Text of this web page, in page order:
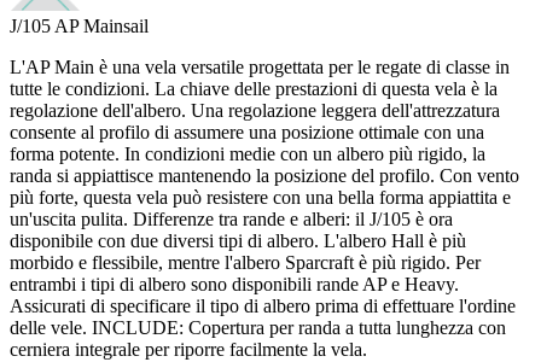
J/105 AP Mainsail
L'AP Main è una vela versatile progettata per le regate di classe in
tutte le condizioni. La chiave delle prestazioni di questa vela è la
regolazione dell'albero. Una regolazione leggera dell'attrezzatura
consente al profilo di assumere una posizione ottimale con una
forma potente. In condizioni medie con un albero più rigido, la
randa si appiattisce mantenendo la posizione del profilo. Con vento
più forte, questa vela può resistere con una bella forma appiattita e
un'uscita pulita. Differenze tra rande e alberi: il J/105 è ora
disponibile con due diversi tipi di albero. L'albero Hall è più
morbido e flessibile, mentre l'albero Sparcraft è più rigido. Per
entrambi i tipi di albero sono disponibili rande AP e Heavy.
Assicurati di specificare il tipo di albero prima di effettuare l'ordine
delle vele. INCLUDE: Copertura per randa a tutta lunghezza con
cerniera integrale per riporre facilmente la vela.